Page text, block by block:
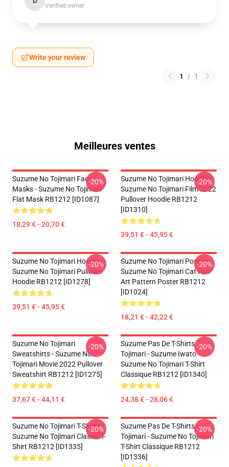
Verified owner
Write your review
1 / 1
Meilleures ventes
Suzume No Tojimari Face
Masks - Suzume No Tojimari
Flat Mask RB1212 [ID1087]
18,29 € - 20,70 €
-20%
Suzume No Tojimari Hoodies -
Suzume No Tojimari Film 2022
Pullover Hoodie RB1212
[ID1310]
39,51 € - 45,95 €
-20%
Suzume No Tojimari Hoodies -
Suzume No Tojimari Pullover
Hoodie RB1212 [ID1278]
39,51 € - 45,95 €
-20%
Suzume No Tojimari Posters -
Suzume No Tojimari Cat Fan
Art Pattern Poster RB1212
[ID1024]
18,21 € - 42,22 €
-20%
Suzume No Tojimari
Sweatshirts - Suzume No
Tojimari Movie 2022 Pullover
Sweatshirt RB1212 [ID1275]
37,67 € - 44,11 €
-20%
Suzume Pas De T-Shirts
Tojimari - Suzume Iwato -
Suzume No Tojimari T-Shirt
Classique RB1212 [ID1340]
24,38 € - 28,06 €
-20%
Suzume No Tojimari T-Shirts -
Suzume No Tojimari Classic T-
Shirt RB1212 [ID1335]
-20%
Suzume Pas De T-Shirts
Tojimari - Suzume No Tojimari
T-Shirt Classique RB1212
[ID1336]
-20%